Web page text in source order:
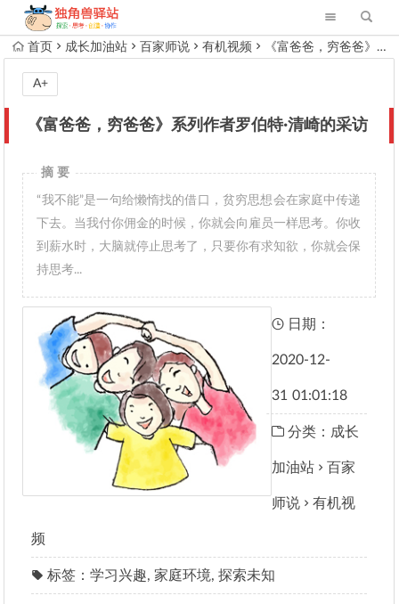
首页 成长加油站 百家师说 有机视频 《富爸爸，穷爸爸》系列作者罗伯特·清崎的采访
《富爸爸，穷爸爸》系列作者罗伯特·清崎的采访
摘 要
“我不能”是一句给懒惰找的借口，贫穷思想会在家庭中传递
下去。当我付你佣金的时候，你就会向雇员一样思考。你收
到薪水时，大脑就停止思考了，只要你有求知欲，你就会保
持思考...
日期：
2020-12-
31 01:01:18
分类： 成长
加油站 百家
师说 有机视
频
标签：学习兴趣,家庭环境,探索未知
A+